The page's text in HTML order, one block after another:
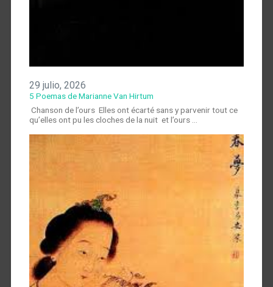
29 julio, 2026
5 Poemas de Marianne Van Hirtum
Chanson de l’ours Elles ont écarté sans y parvenir tout ce
qu’elles ont pu les cloches de la nuit et l’ours …